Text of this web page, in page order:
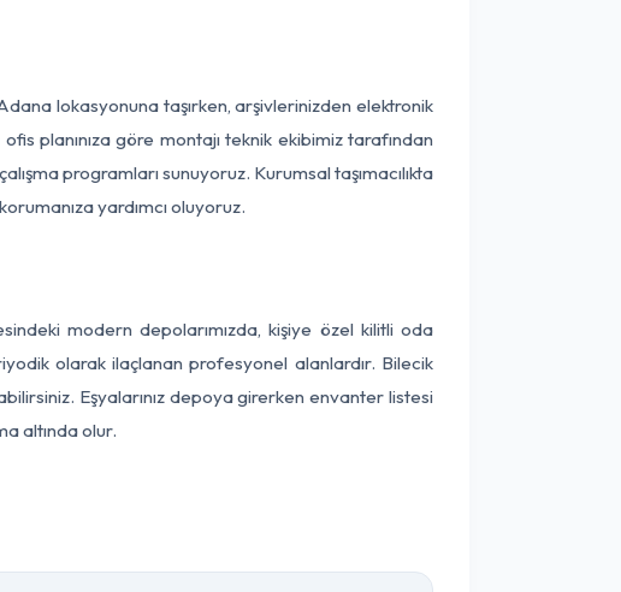
lokasyonuna taşırken, arşivlerinizden elektronik
planınıza göre montajı teknik ekibimiz tarafından
programları sunuyoruz. Kurumsal taşımacılıkta
yardımcı oluyoruz.
modern depolarımızda, kişiye özel kilitli oda
olarak ilaçlanan profesyonel alanlardır. Bilecik
Eşyalarınız depoya girerken envanter listesi
altında olur.